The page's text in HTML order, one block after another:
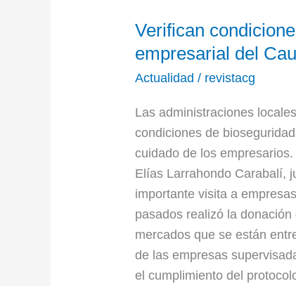
Verifican
empresarial del
Actualidad / revistacg
Las administraciones
condiciones de
cuidado de los
Elías Larrahondo Carabalí,
importante visita a
pasados realizó la
mercados que se están
de las empresas
el cumplimiento del
condiciones
de
bioseguridad
sector
empresarial
del
Cauca